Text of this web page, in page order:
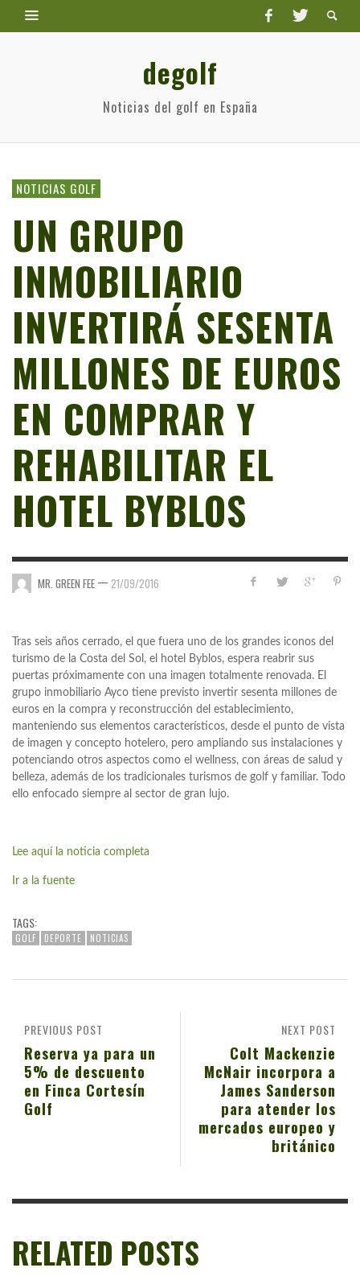
degolf
Noticias del golf en España
NOTICIAS GOLF
UN GRUPO
INMOBILIARIO
INVERTIRÁ SESENTA
MILLONES DE EUROS
EN COMPRAR Y
REHABILITAR EL
HOTEL BYBLOS
MR. GREEN FEE — 21/09/2016
Tras seis años cerrado, el que fuera uno de los grandes iconos del
turismo de la Costa del Sol, el hotel Byblos, espera reabrir sus
puertas próximamente con una imagen totalmente renovada. El
grupo inmobiliario Ayco tiene previsto invertir sesenta millones de
euros en la compra y reconstrucción del establecimiento,
manteniendo sus elementos característicos, desde el punto de vista
de imagen y concepto hotelero, pero ampliando sus instalaciones y
potenciando otros aspectos como el wellness, con áreas de salud y
belleza, además de los tradicionales turismos de golf y familiar. Todo
ello enfocado siempre al sector de gran lujo.
Lee aquí la noticia completa
Ir a la fuente
TAGS:
GOLF DEPORTE NOTICIAS
NEXT POST
Colt Mackenzie
McNair incorpora a
James Sanderson
para atender los
mercados europeo y
británico
PREVIOUS POST
Reserva ya para un
5% de descuento
en Finca Cortesín
Golf
RELATED POSTS